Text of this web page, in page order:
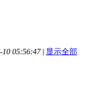
05:56:47 | 显示全部